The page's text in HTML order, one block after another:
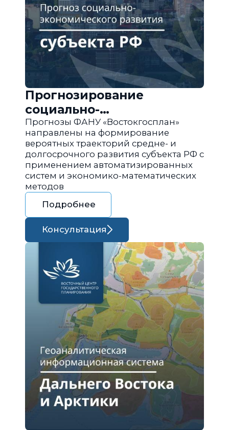
Прогнозирование
социально-
экономического развития
региона РФ
Прогнозы ФАНУ «Востокгосплан»
направлены на формирование
вероятных траекторий средне- и
долгосрочного развития субъекта РФ с
применением автоматизированных
систем и экономико-математических
методов
Подробнее
Консультация